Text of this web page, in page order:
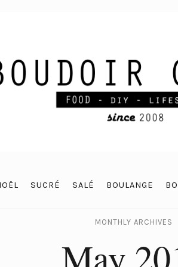
SUCRÉ SALÉ BOULANGE
MONTHLY ARCHIVES
May